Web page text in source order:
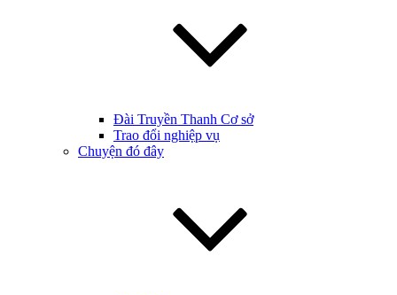
Đài Truyền Thanh Cơ sở
Trao đổi nghiệp vụ
Chuyện đó đây